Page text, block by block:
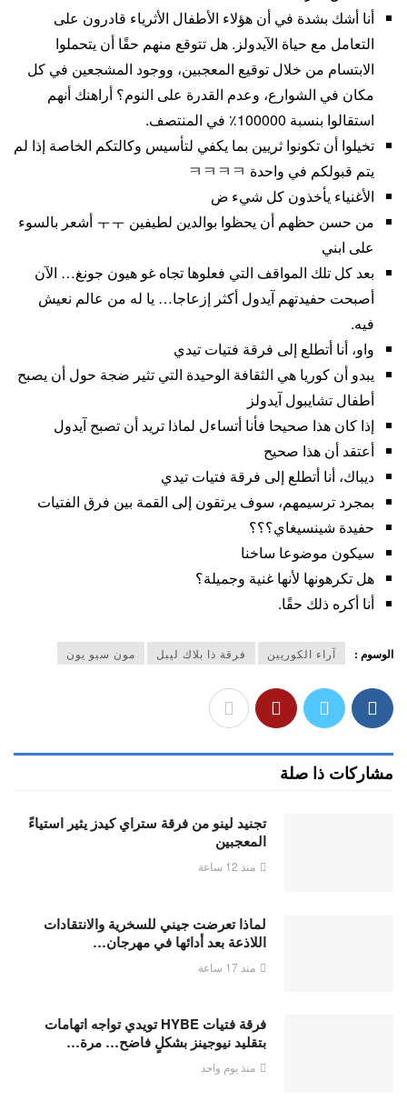
أنا أشك بشدة في أن هؤلاء الأطفال الأثرياء قادرون على
التعامل مع حياة الآيدولز. هل تتوقع منهم حقًا أن يتحملوا
الابتسام من خلال توقيع المعجبين، ووجود المشجعين في كل
مكان في الشوارع، وعدم القدرة على النوم؟ أراهنك أنهم
استقالوا بنسبة 100000٪ في المنتصف.
تخيلوا أن تكونوا ثريين بما يكفي لتأسيس وكالتكم الخاصة إذا لم
يتم قبولكم في واحدة ㅋㅋㅋㅋ
الأغنياء يأخذون كل شيء ض
من حسن حظهم أن يحظوا بوالدين لطيفين ㅜㅜ أشعر بالسوء
على ابني
بعد كل تلك المواقف التي فعلوها تجاه غو هيون جونغ… الآن
أصبحت حفيدتهم آيدول أكثر إزعاجا… يا له من عالم نعيش
فيه.
واو، أنا أتطلع إلى فرقة فتيات تيدي
يبدو أن كوريا هي الثقافة الوحيدة التي تثير ضجة حول أن يصبح
أطفال تشايبول آيدولز
إذا كان هذا صحيحا فأنا أتساءل لماذا تريد أن تصبح آيدول
أعتقد أن هذا صحيح
ديباك، أنا أتطلع إلى فرقة فتيات تيدي
بمجرد ترسيمهم، سوف يرتقون إلى القمة بين فرق الفتيات
حفيدة شينسيغاي؟؟؟
سيكون موضوعا ساخنا
هل تكرهونها لأنها غنية وجميلة؟
أنا أكره ذلك حقًا.
الوسوم : آراء الكوريين فرقة ذا بلاك ليبل مون سيو يون
مشاركات ذا صلة
تجنيد لينو من فرقة ستراي كيدز يثير استياءً
المعجبين
منذ 12 ساعة
لماذا تعرضت جيني للسخرية والانتقادات
اللاذعة بعد أدائها في مهرجان…
منذ 17 ساعة
فرقة فتيات HYBE تويدي تواجه اتهامات
بتقليد نيوجينز بشكلٍ فاضح… مرة…
منذ يوم واحد